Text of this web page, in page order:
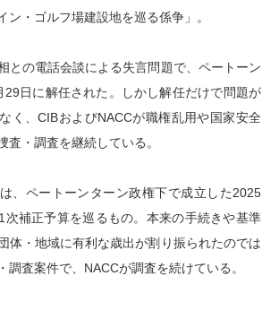
ン・ゴルフ場建設地を巡る係争」。
との電話会談による失言問題で、ペートーン
29日に解任された。しかし解任だけで問題が
く、CIBおよびNACCが職権乱用や国家安全
査・調査を継続している。
、ペートーンターン政権下で成立した2025
次補正予算を巡るもの。本来の手続きや基準
体・地域に有利な歳出が割り振られたのでは
調査案件で、NACCが調査を続けている。